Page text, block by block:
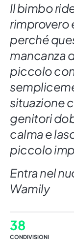
Il bimbo
rimprovero
perché
mancanza
piccolo
situazione
genitori
calma e
piccolo
Entra nel
Wamily
38
CONDIVISIONI